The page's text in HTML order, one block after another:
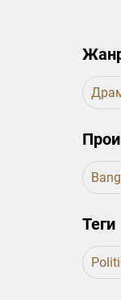
Теги